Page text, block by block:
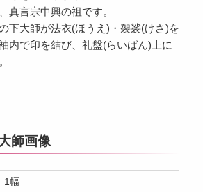
真言宗中興の祖です。
下大師が法衣(ほうえ)・袈裟(けさ)を
内で印を結び、礼盤(らいばん)上に
師画像
1幅